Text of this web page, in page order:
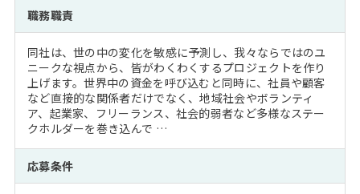
職務職責
同社は、世の中の変化を敏感に予測し、我々ならではのユ
ニークな視点から、皆がわくわくするプロジェクトを作り
上げます。世界中の資金を呼び込むと同時に、社員や顧客
など直接的な関係者だけでなく、地域社会やボランティ
ア、起業家、フリーランス、社会的弱者など多様なステー
クホルダーを巻き込んで …
応募条件